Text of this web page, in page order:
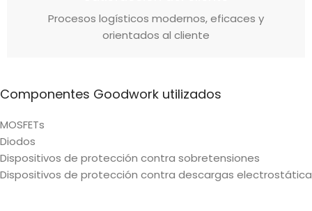
Procesos logísticos modernos, eficaces y
orientados al cliente
Componentes Goodwork utilizados
MOSFETs
Diodos
Dispositivos de protección contra sobretensiones
Dispositivos de protección contra descargas